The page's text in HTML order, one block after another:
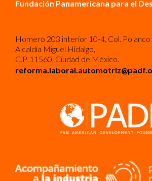
Fundación Panamericana para el
Homero 203 interior 10-4, Col. Polanco
Alcaldía Miguel Hidalgo,
C.P. 11560, Ciudad de México.